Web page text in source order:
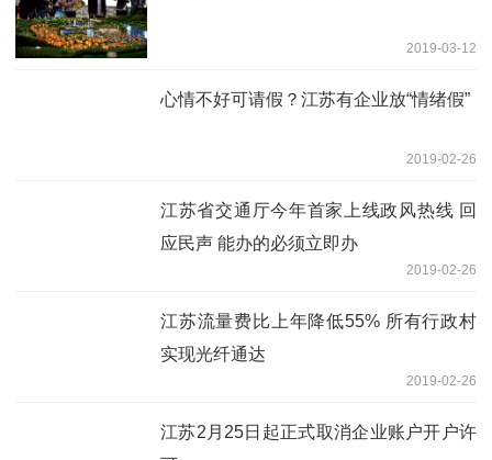
2019-03-12
心情不好可请假？江苏有企业放“情绪假”
2019-02-26
江苏省交通厅今年首家上线政风热线 回
应民声 能办的必须立即办
2019-02-26
江苏流量费比上年降低55% 所有行政村
实现光纤通达
2019-02-26
江苏2月25日起正式取消企业账户开户许